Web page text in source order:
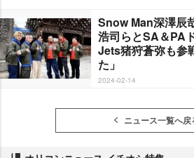
Snow Man深澤辰
浩司らとSA＆PA
Jets猪狩蒼弥も参
た」
2024-02-14
ニュース一覧へ戻